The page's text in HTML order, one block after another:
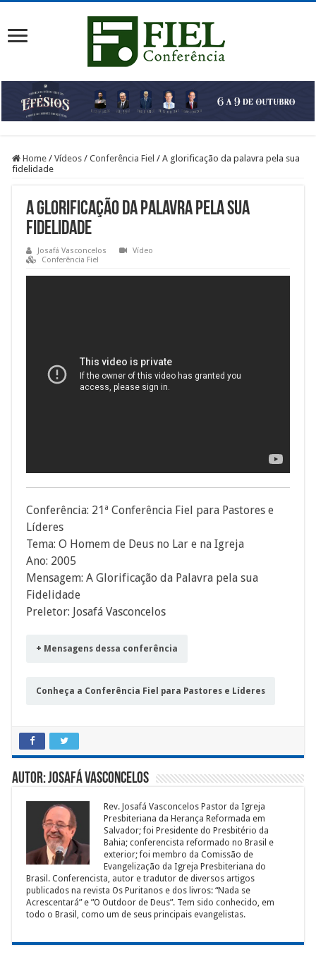
Home / Vídeos / Conferência Fiel / A glorificação da palavra pela sua
fidelidade
A glorificação da palavra pela sua
fidelidade
Josafá Vasconcelos
Vídeo
Conferência Fiel
Conferência: 21ª Conferência Fiel para Pastores e
Líderes
Tema: O Homem de Deus no Lar e na Igreja
Ano: 2005
Mensagem: A Glorificação da Palavra pela sua
Fidelidade
Preletor: Josafá Vasconcelos
+ Mensagens dessa conferência
Conheça a Conferência Fiel para Pastores e Líderes
Autor: Josafá Vasconcelos
Rev. Josafá Vasconcelos Pastor da Igreja
Presbiteriana da Herança Reformada em
Salvador; foi Presidente do Presbitério da
Bahia; conferencista reformado no Brasil e
exterior; foi membro da Comissão de
Evangelização da Igreja Presbiteriana do
Brasil. Conferencista, autor e tradutor de diversos artigos
publicados na revista Os Puritanos e dos livros: “Nada se
Acrescentará” e ”O Outdoor de Deus”. Tem sido conhecido, em
todo o Brasil, como um de seus principais evangelistas.